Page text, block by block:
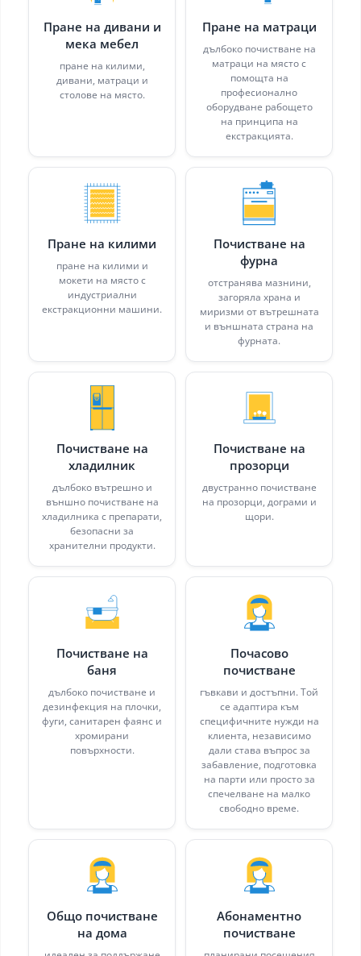
Пране на дивани и
мека мебел
пране на килими,
дивани, матраци и
столове на място.
Пране на матраци
дълбоко почистване на
матраци на място с
помощта на
професионално
оборудване рабощето
на принципа на
екстракцията.
Пране на килими
пране на килими и
мокети на място с
индустриални
екстракционни машини.
Почистване на
фурна
отстранява мазнини,
загоряла храна и
миризми от вътрешната
и външната страна на
фурната.
Почистване на
хладилник
дълбоко вътрешно и
външно почистване на
хладилника с препарати,
безопасни за
хранителни продукти.
Почистване на
прозорци
двустранно почистване
на прозорци, дограми и
щори.
Почистване на
баня
дълбоко почистване и
дезинфекция на плочки,
фуги, санитарен фаянс и
хромирани
повърхности.
Почасово
почистване
гъвкави и достъпни. Той
се адаптира към
специфичните нужди на
клиента, независимо
дали става въпрос за
забавление, подготовка
на парти или просто за
спечелване на малко
свободно време.
Общо почистване
на дома
Абонаментно
почистване